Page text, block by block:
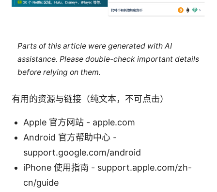
Parts of this article were generated with AI
assistance. Please double-check important details
before relying on them.
有用的资源与链接（纯文本，不可点击）
Apple 官方网站 - apple.com
Android 官方帮助中心 -
support.google.com/android
iPhone 使用指南 - support.apple.com/zh-
cn/guide